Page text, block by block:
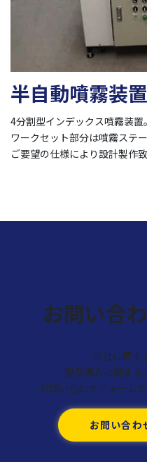
半自動噴霧装置
4分割型インデックス噴霧装置。
ワークセット部分は噴霧ステ
ご要望の仕様により設計製作致
お問い合
当社に関す
製品導入に関する
お問い合わせフォーム
お問い合わ